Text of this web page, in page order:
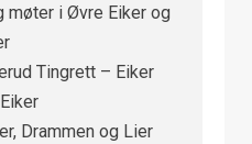
møter i Øvre Eiker og
Tingrett – Eiker
Drammen og Lier